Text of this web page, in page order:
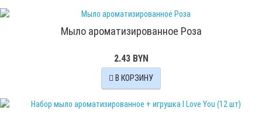
Мыло ароматизированное Роза
2.43 BYN
В КОРЗИНУ